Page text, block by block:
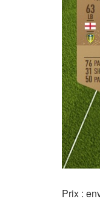
Prix :